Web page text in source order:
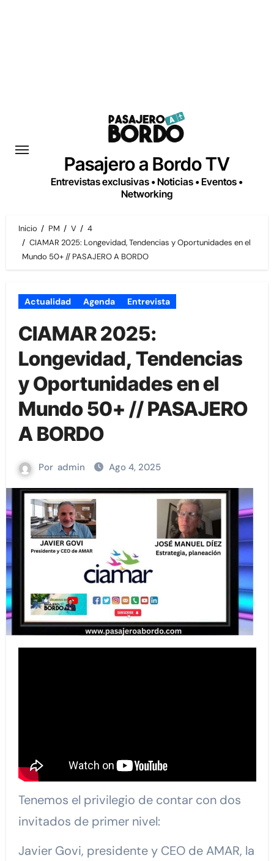
Pasajero a Bordo TV
Entrevistas exclusivas • Noticias • Eventos •
Networking
Inicio PM V
4
CIAMAR 2025: Longevidad, Tendencias y Oportunidades en el
Mundo 50+ // PASAJERO A BORDO
Actualidad Agenda Entrevista
CIAMAR 2025:
Longevidad, Tendencias
y Oportunidades en el
Mundo 50+ // PASAJERO
A BORDO
Por admin Ago 4, 2025
Tenemos el privilegio de contar con dos
invitados de primer nivel:
Javier Govi, presidente y CEO de AMAR, la